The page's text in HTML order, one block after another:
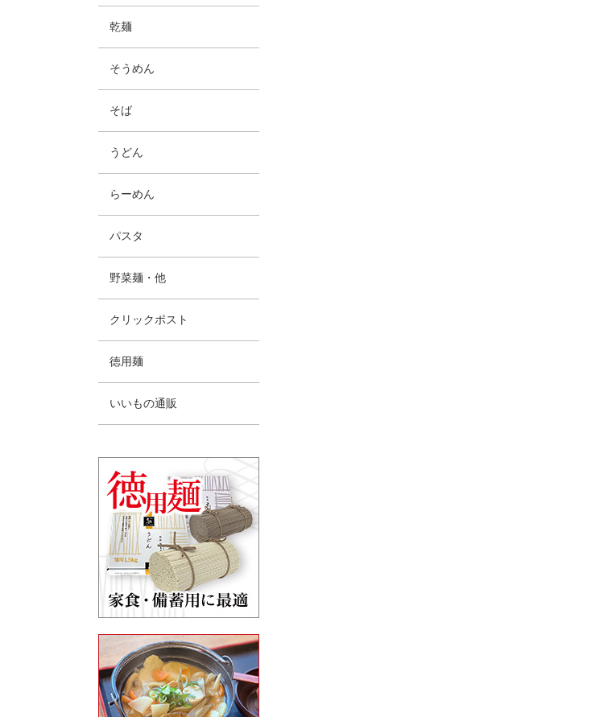
乾麺
そうめん
そば
うどん
らーめん
パスタ
野菜麺・他
クリックポスト
徳用麺
いいもの通販